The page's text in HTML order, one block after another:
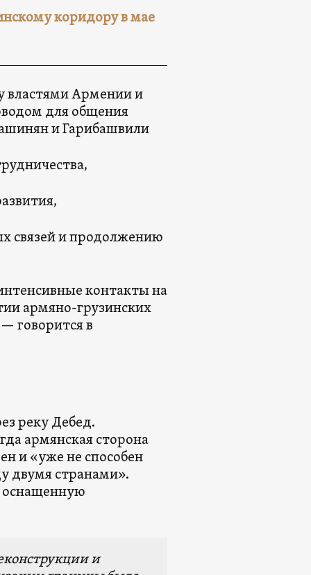
коридору в мае
властями Армении и
для общения
и Гарибашвили
связей и продолжению
контакты на
армяно-грузинских
говорится в
реку Дебед.
армянская сторона
и «уже не способен
двумя странами».
оснащенную
и